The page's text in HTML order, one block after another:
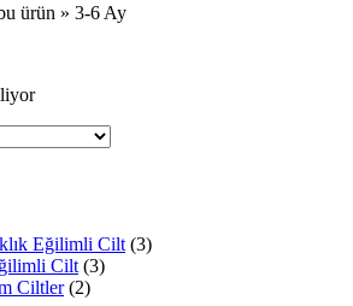
ürün » 3-6 Ay
Eğilimli Cilt (3)
Cilt (3)
Ciltler (2)